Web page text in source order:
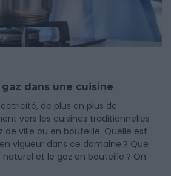
dans une cuisine
de plus en plus de
vers les cuisines traditionnelles
de ville ou en bouteille. Quelle est
vigueur dans ce domaine ? Que
et le gaz en bouteille ? On